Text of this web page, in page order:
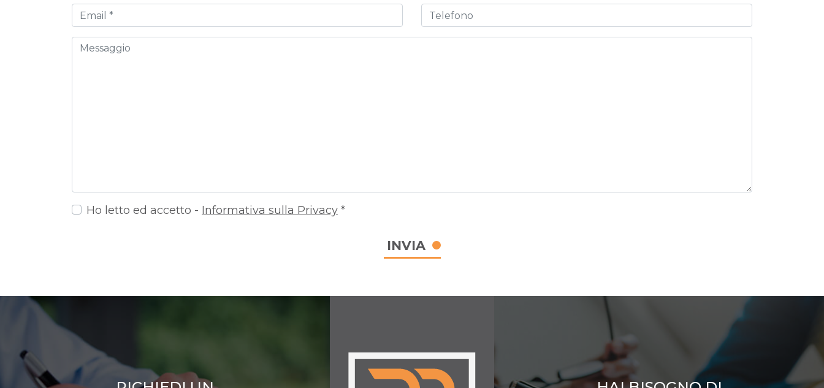
Email Telefono
Messaggio
Ho letto ed accetto - Informativa sulla Privacy *
INVIA